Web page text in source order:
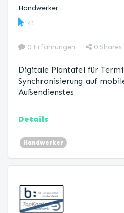
Handwerker
41
0 Erfahrungen 0 Shares
Digitale Plantafel für
Synchronisierung auf
Außendienstes
Details
Handwerker